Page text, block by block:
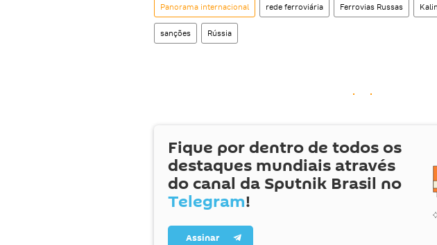
Panorama internacional rede ferroviária Ferrovias Russas
sanções Rússia
Fique por dentro de todos os
destaques mundiais através
do canal da Sputnik Brasil no
Telegram!
Assinar